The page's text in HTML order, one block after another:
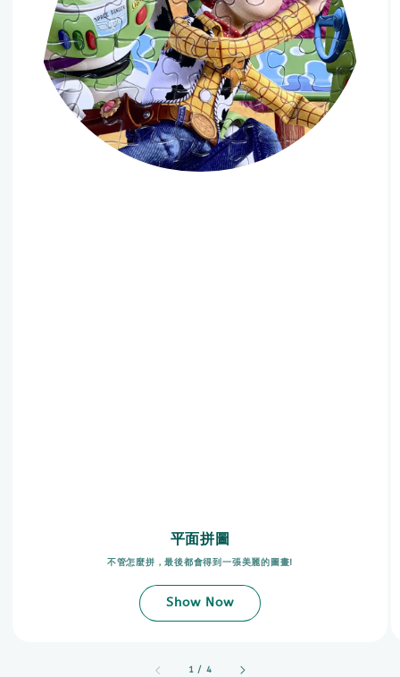
平面拼圖
不管怎麼拼，最後都會得到一張美麗的圖畫!
Show Now
1 / accessibility.of
4